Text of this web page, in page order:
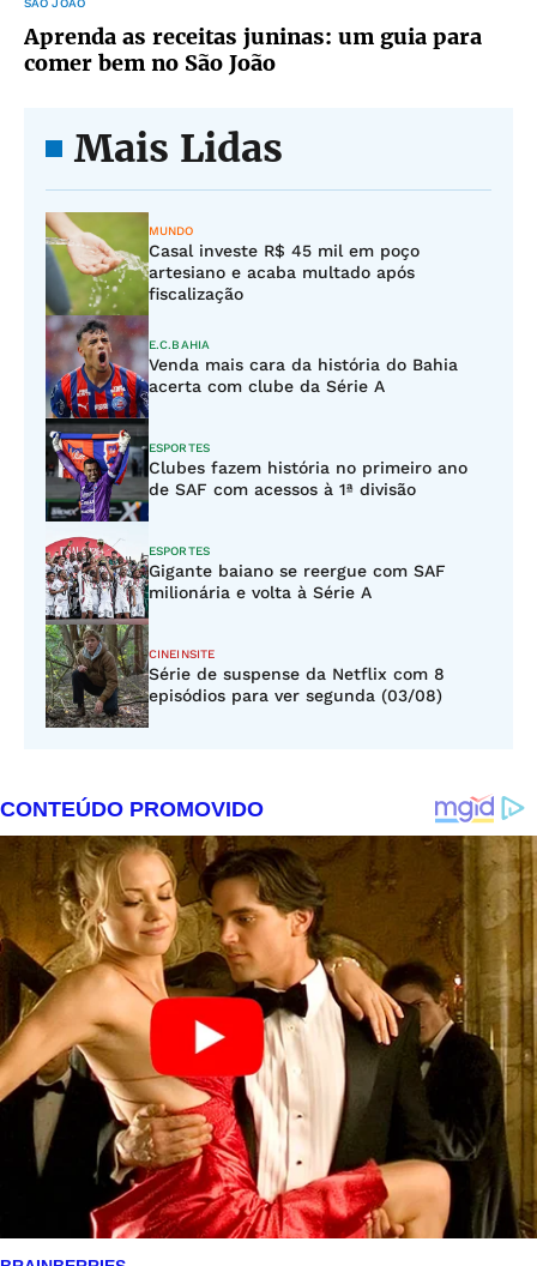
SÃO JOÃO
Aprenda as receitas juninas: um guia para
comer bem no São João
Mais Lidas
MUNDO
Casal investe R$ 45 mil em poço
artesiano e acaba multado após
fiscalização
E.C.BAHIA
Venda mais cara da história do Bahia
acerta com clube da Série A
ESPORTES
Clubes fazem história no primeiro ano
de SAF com acessos à 1ª divisão
ESPORTES
Gigante baiano se reergue com SAF
milionária e volta à Série A
CINEINSITE
Série de suspense da Netflix com 8
episódios para ver segunda (03/08)